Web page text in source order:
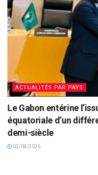
ACTUALITÉS PAR PAYS
Le Gabon entérine
équatoriale d’un
demi-siècle
02/08/2026